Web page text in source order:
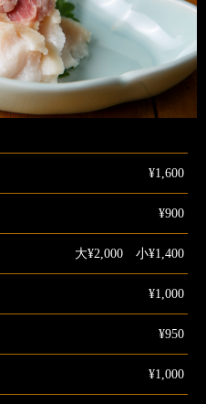
¥1,600
¥900
大¥2,000 小¥1,400
¥1,000
¥950
¥1,000